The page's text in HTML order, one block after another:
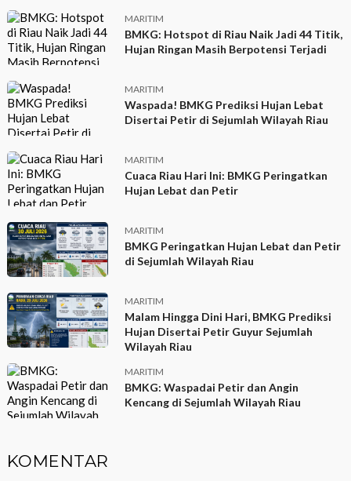
MARITIM
BMKG: Hotspot di Riau Naik Jadi 44 Titik,
Hujan Ringan Masih Berpotensi Terjadi
MARITIM
Waspada! BMKG Prediksi Hujan Lebat
Disertai Petir di Sejumlah Wilayah Riau
MARITIM
Cuaca Riau Hari Ini: BMKG Peringatkan
Hujan Lebat dan Petir
MARITIM
BMKG Peringatkan Hujan Lebat dan Petir
di Sejumlah Wilayah Riau
MARITIM
Malam Hingga Dini Hari, BMKG Prediksi
Hujan Disertai Petir Guyur Sejumlah
Wilayah Riau
MARITIM
BMKG: Waspadai Petir dan Angin
Kencang di Sejumlah Wilayah Riau
KOMENTAR